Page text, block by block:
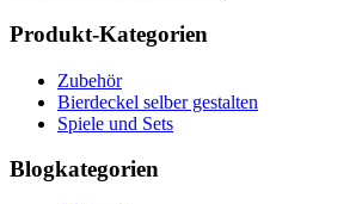
Produkt-Kategorien
Zubehör
Bierdeckel selber gestalten
Spiele und Sets
Blogkategorien